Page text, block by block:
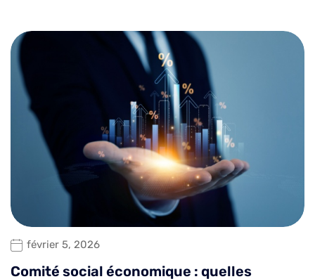
février 5, 2026
Comité social économique : quelles